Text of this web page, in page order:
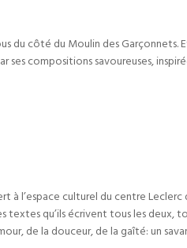
du côté du Moulin des Garçonnets.
ses compositions savoureuses,
à l’espace culturel du centre Leclerc
textes qu’ils écrivent tous les deux,
de la douceur, de la gaîté: un